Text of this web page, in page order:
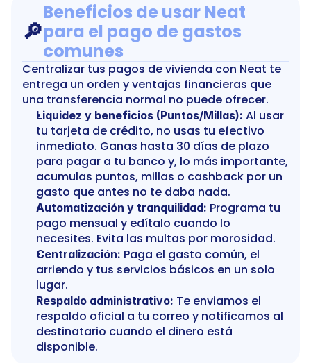
🔎
Beneficios de usar Neat
para el pago de gastos
comunes
Centralizar tus pagos de vivienda con Neat te
entrega un orden y ventajas financieras que
una transferencia normal no puede ofrecer.
Liquidez y beneficios (Puntos/Millas): Al usar
tu tarjeta de crédito, no usas tu efectivo
inmediato. Ganas hasta 30 días de plazo
para pagar a tu banco y, lo más importante,
acumulas puntos, millas o cashback por un
gasto que antes no te daba nada.
Automatización y tranquilidad: Programa tu
pago mensual y edítalo cuando lo
necesites. Evita las multas por morosidad.
Centralización: Paga el gasto común, el
arriendo y tus servicios básicos en un solo
lugar.
Respaldo administrativo: Te enviamos el
respaldo oficial a tu correo y notificamos al
destinatario cuando el dinero está
disponible.